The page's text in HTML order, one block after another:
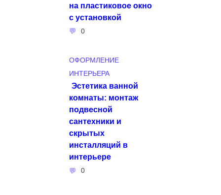
на пластиковое окно
с установкой
0
ОФОРМЛЕНИЕ
ИНТЕРЬЕРА
Эстетика ванной
комнаты: монтаж
подвесной
сантехники и
скрытых
инсталляций в
интерьере
0